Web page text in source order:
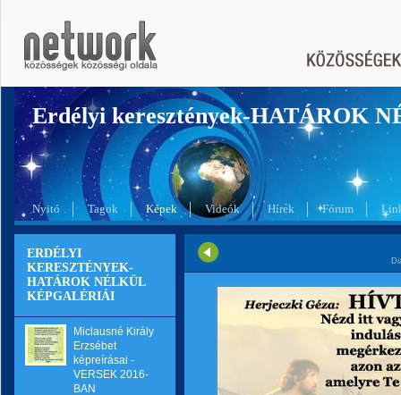
Erdélyi keresztények-HATÁROK
Nyitó Tagok Képek Videók Hírek Fórum
ERDÉLYI
KERESZTÉNYEK-
HATÁROK NÉLKÜL
KÉPGALÉRIÁI
Miclausné Király
Erzsébet
képreírásai -
VERSEK 2016-
BAN